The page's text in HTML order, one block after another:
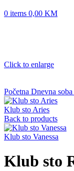
0 items 0,00 KM
Click to enlarge
Početna Dnevna soba
Klub sto Aries
Back to products
Klub sto Vanessa
Klub sto